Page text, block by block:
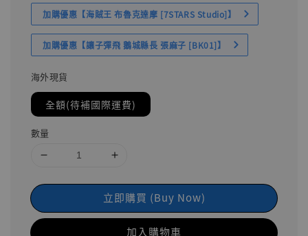
加購優惠【海賊王 布魯克達摩 [7STARS Studio]】
加購優惠【讓子彈飛 鵝城縣長 張麻子 [BK01]】
海外現貨
全額(待補國際運費)
數量
立即購買 (Buy Now)
加入購物車